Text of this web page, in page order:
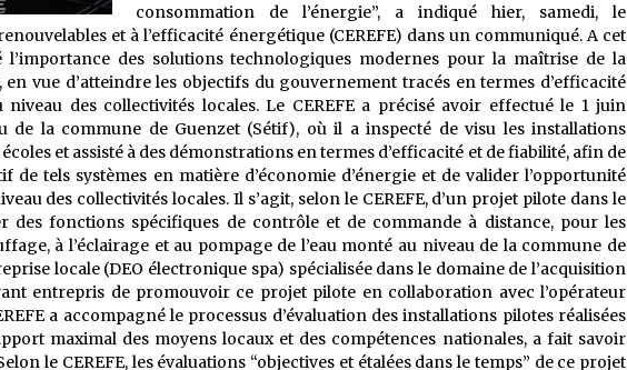
consommation de l’énergie”, a indiqué hier, samedi, le
et à l’efficacité énergétique (CEREFE) dans un communiqué. A cet
l’importance des solutions technologiques modernes pour la maîtrise de la
vue d’atteindre les objectifs du gouvernement tracés en termes d’efficacité
des collectivités locales. Le CEREFE a précisé avoir effectué le 1 juin
de la commune de Guenzet (Sétif), où il a inspecté de visu les installations
et assisté à des démonstrations en termes d’efficacité et de fiabilité, afin de
de tels systèmes en matière d’économie d’énergie et de valider l’opportunité
des collectivités locales. Il s’agit, selon le CEREFE, d’un projet pilote dans le
des fonctions spécifiques de contrôle et de commande à distance, pour les
à l’éclairage et au pompage de l’eau monté au niveau de la commune de
locale (DEO électronique spa) spécialisée dans le domaine de l’acquisition
entrepris de promouvoir ce projet pilote en collaboration avec l’opérateur
a accompagné le processus d’évaluation des installations pilotes réalisées
maximal des moyens locaux et des compétences nationales, a fait savoir
le CEREFE, les évaluations “objectives et étalées dans le temps” de ce projet